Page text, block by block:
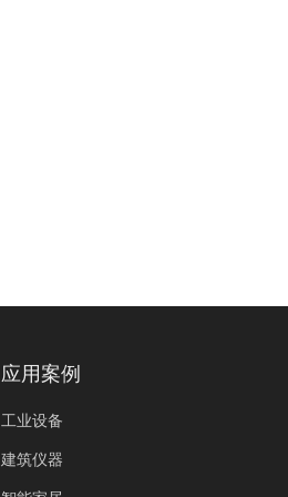
应用案例
工业设备
建筑仪器